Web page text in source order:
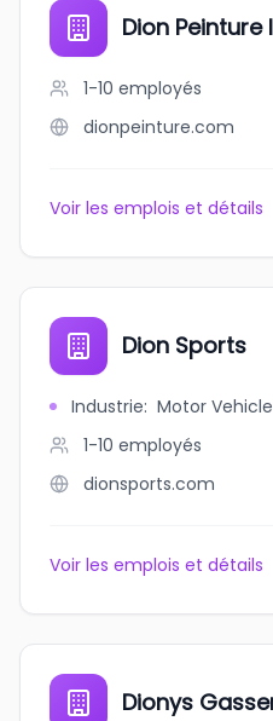
Dion Peinture
1-10 employés
dionpeinture.com
Voir les emplois et détails
Dion Sports
Industrie: Motor
1-10 employés
dionsports.com
Voir les emplois et détails
Dionys